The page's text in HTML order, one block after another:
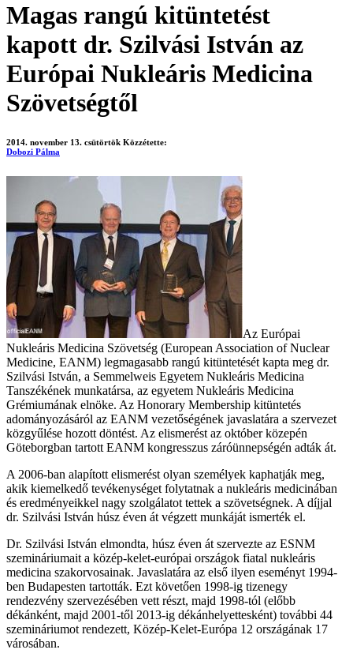
Magas rangú kitüntetést
kapott dr. Szilvási István az
Európai Nukleáris Medicina
Szövetségtől
2014. november 13. csütörtök Közzétette:
Dobozi Pálma
Az Európai
Nukleáris Medicina Szövetség (European Association of Nuclear
Medicine, EANM) legmagasabb rangú kitüntetését kapta meg dr.
Szilvási István, a Semmelweis Egyetem Nukleáris Medicina
Tanszékének munkatársa, az egyetem Nukleáris Medicina
Grémiumának elnöke. Az Honorary Membership kitüntetés
adományozásáról az EANM vezetőségének javaslatára a szervezet
közgyűlése hozott döntést. Az elismerést az október közepén
Göteborgban tartott EANM kongresszus záróünnepségén adták át.
A 2006-ban alapított elismerést olyan személyek kaphatják meg,
akik kiemelkedő tevékenységet folytatnak a nukleáris medicinában
és eredményeikkel nagy szolgálatot tettek a szövetségnek. A díjjal
dr. Szilvási István húsz éven át végzett munkáját ismerték el.
Dr. Szilvási István elmondta, húsz éven át szervezte az ESNM
szemináriumait a közép-kelet-európai országok fiatal nukleáris
medicina szakorvosainak. Javaslatára az első ilyen eseményt 1994-
ben Budapesten tartották. Ezt követően 1998-ig tizenegy
rendezvény szervezésében vett részt, majd 1998-tól (előbb
dékánként, majd 2001-től 2013-ig dékánhelyettesként) további 44
szemináriumot rendezett, Közép-Kelet-Európa 12 országának 17
városában.